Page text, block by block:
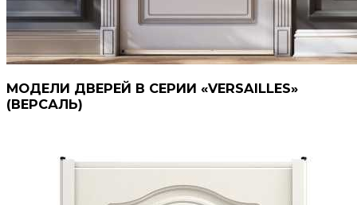
МОДЕЛИ ДВЕРЕЙ В СЕРИИ «VERSAILLES»
(ВЕРСАЛЬ)